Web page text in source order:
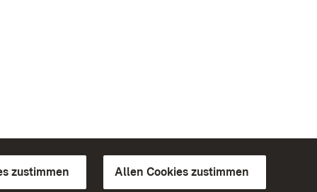
zustimmen Allen Cookies zustimmen